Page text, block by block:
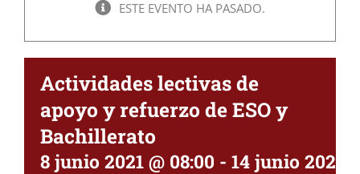
ESTE EVENTO HA PASADO.
Actividades lectivas de
apoyo y refuerzo de ESO y
Bachillerato
8 junio 2021 @ 08:00 - 14 junio 2021